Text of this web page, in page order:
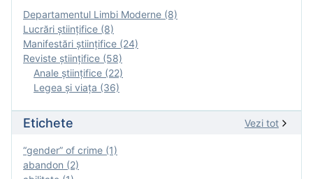
Departamentul Limbi Moderne (8)
Lucrări științifice (8)
Manifestări ştiinţifice (24)
Reviste ştiinţifice (58)
Anale ştiinţifice (22)
Legea şi viaţa (36)
Etichete Vezi tot
“gender” of crime (1)
abandon (2)